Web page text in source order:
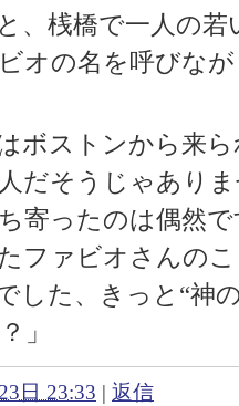
、桟橋で一人の
オの名を呼びな
ボストンから来
だそうじゃあり
寄ったのは偶然
ファビオさんの
した、きっと“神
」
日 23:33 | 返信